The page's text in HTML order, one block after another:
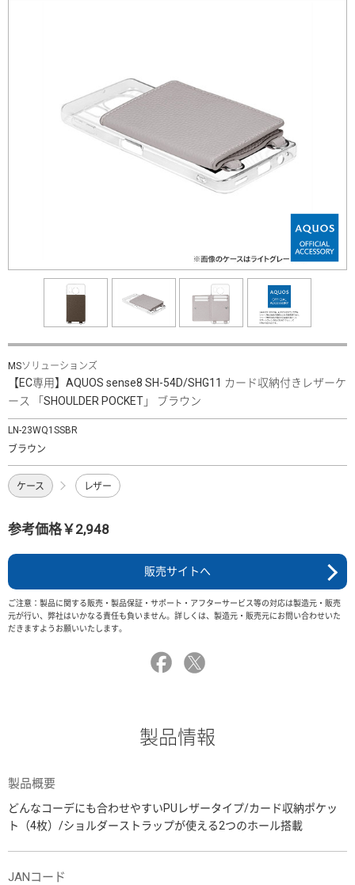
MSソリューションズ
【EC専用】AQUOS sense8 SH-54D/SHG11 カード収納付きレザーケ
ース 「SHOULDER POCKET」 ブラウン
LN-23WQ1SSBR
ブラウン
ケース レザー
参考価格￥2,948
販売サイトへ
ご注意：製品に関する販売・製品保証・サポート・アフターサービス等の対応は製造元・販売
元が行い、弊社はいかなる責任も負いません。詳しくは、製造元・販売元にお問い合わせいた
だきますようお願いいたします。
製品情報
製品概要
どんなコーデにも合わせやすいPUレザータイプ/カード収納ポケッ
ト（4枚）/ショルダーストラップが使える2つのホール搭載
JANコード